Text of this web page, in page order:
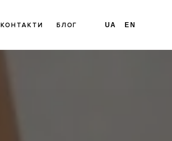
КОНТАКТИ БЛОГ UA EN